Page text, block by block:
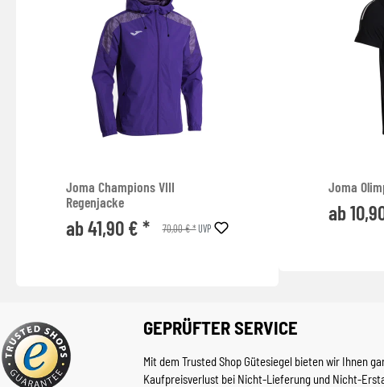
Joma Champions VIII
Regenjacke
ab 41,90 € * 70,00 € *UVP
Joma
ab
GEPRÜFTER SERVICE
Mit dem Trusted Shop Gütesiegel bieten wir Ihnen
Kaufpreisverlust bei Nicht-Lieferung und Nicht-